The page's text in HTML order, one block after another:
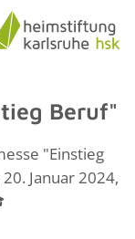
Beruf"
"Einstieg
Januar 2024,